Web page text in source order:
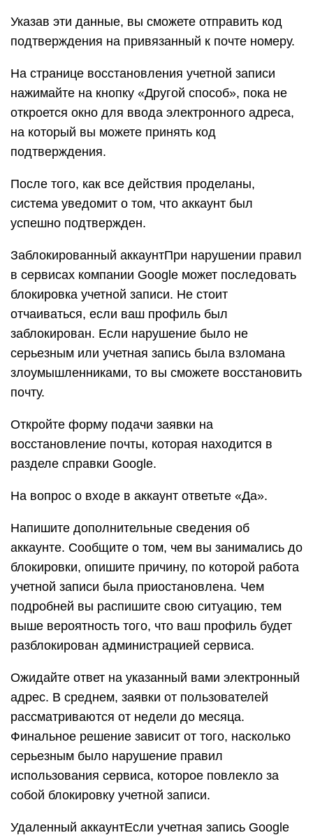
Указав эти данные, вы сможете отправить код
подтверждения на привязанный к почте номеру.
На странице восстановления учетной записи
нажимайте на кнопку «Другой способ», пока не
откроется окно для ввода электронного адреса,
на который вы можете принять код
подтверждения.
После того, как все действия проделаны,
система уведомит о том, что аккаунт был
успешно подтвержден.
Заблокированный аккаунтПри нарушении правил
в сервисах компании Google может последовать
блокировка учетной записи. Не стоит
отчаиваться, если ваш профиль был
заблокирован. Если нарушение было не
серьезным или учетная запись была взломана
злоумышленниками, то вы сможете восстановить
почту.
Откройте форму подачи заявки на
восстановление почты, которая находится в
разделе справки Google.
На вопрос о входе в аккаунт ответьте «Да».
Напишите дополнительные сведения об
аккаунте. Сообщите о том, чем вы занимались до
блокировки, опишите причину, по которой работа
учетной записи была приостановлена. Чем
подробней вы распишите свою ситуацию, тем
выше вероятность того, что ваш профиль будет
разблокирован администрацией сервиса.
Ожидайте ответ на указанный вами электронный
адрес. В среднем, заявки от пользователей
рассматриваются от недели до месяца.
Финальное решение зависит от того, насколько
серьезным было нарушение правил
использования сервиса, которое повлекло за
собой блокировку учетной записи.
Удаленный аккаунтЕсли учетная запись Google